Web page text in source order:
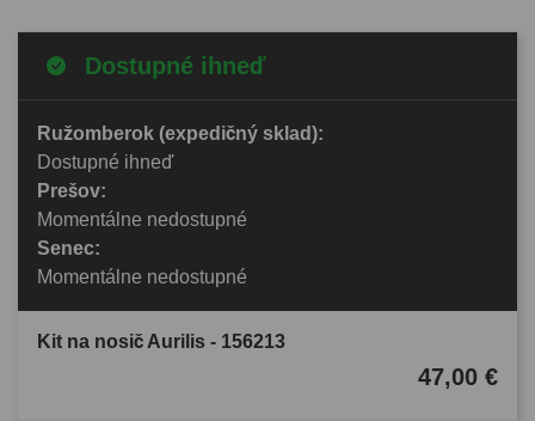
Dostupné ihneď
Ružomberok (expedičný sklad):
Dostupné ihneď
Prešov:
Momentálne nedostupné
Senec:
Momentálne nedostupné
Kit na nosič Aurilis - 156213
47,00 €